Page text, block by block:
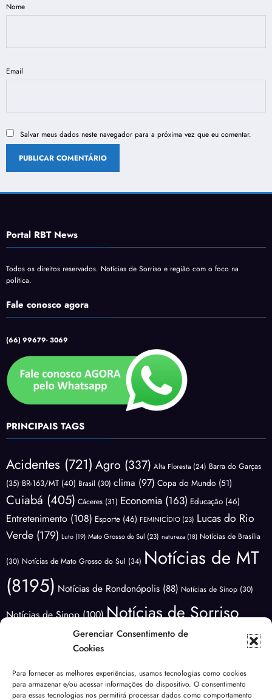
Gerenciar Consentimento de
Cookies
Para fornecer as melhores experiências, usamos tecnologias como cookies
para armazenar e/ou acessar informações do dispositivo. O consentimento
para essas tecnologias nos permitirá processar dados como comportamento
Nome
Email
Salvar meus dados neste navegador para a próxima vez que eu comentar.
Portal RBT News
Todos os direitos reservados. Notícias de Sorriso e região com o foco na
política.
Fale conosco agora
(66) 99679- 3069
PRINCIPAIS TAGS
Acidentes (721) Agro (337) Alta Floresta (24) Barra do Garças
(35) BR-163/MT (40) Brasil (30) clima (97) Copa do Mundo (51)
Cuiabá (405) Cáceres (31) Economia (163) Educação (46)
Entretenimento (108) Esporte (46) FEMINICÍDIO (23) Lucas do Rio
Verde (179) Luto (19) Mato Grosso do Sul (23) natureza (18) Notícias de Brasília
(30) Notícias de Mato Grosso do Sul (34) Notícias de MT
(8195) Notícias de Rondonópolis (88) Notícias de Sinop (30)
Notícias de Sinop(100)Notícias de Sorriso
Notícias de Várzea Grande(65)Notícias do
Rio Verde(171) Nova Mutum(68) NOVA UBIRATÃ(29) Polícia